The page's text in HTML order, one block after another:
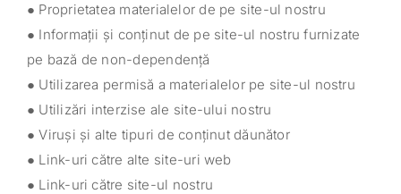
● Proprietatea materialelor de pe site-ul nostru
● Informații și conținut de pe site-ul nostru furnizate
pe bază de non-dependență
● Utilizarea permisă a materialelor pe site-ul nostru
● Utilizări interzise ale site-ului nostru
● Viruși și alte tipuri de conținut dăunător
● Link-uri către alte site-uri web
● Link-uri către site-ul nostru